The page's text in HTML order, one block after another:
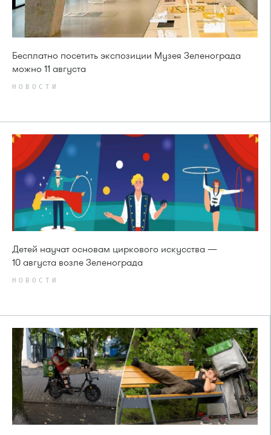
Бесплатно посетить экспозиции Музея Зеленограда
можно 11 августа
НОВОСТИ
Детей научат основам циркового искусства —
10 августа возле Зеленограда
НОВОСТИ